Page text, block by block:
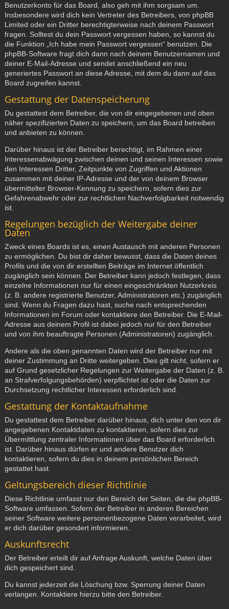
Benutzerkonto für das Board, also geh mit ihm sorgsam um.
Insbesondere wird dich kein Vertreter des Betreibers, von phpBB
Limited oder ein Dritter berechtigterweise nach deinem Passwort
fragen. Solltest du dein Passwort vergessen haben, so kannst du
die Funktion „Ich habe mein Passwort vergessen“ benutzen. Die
phpBB-Software fragt dich dann nach deinem Benutzernamen und
deiner E-Mail-Adresse und sendet anschließend ein neu
generiertes Passwort an diese Adresse, mit dem du dann auf das
Board zugreifen kannst.
Gestattung der Datenspeicherung
Du gestattest dem Betreiber, die von dir eingegebenen und oben
näher spezifizierten Daten zu speichern, um das Board betreiben
und anbieten zu können.
Darüber hinaus ist der Betreiber berechtigt, im Rahmen einer
Interessenabwägung zwischen deinen und seinen Interessen sowie
den Interessen Dritter, Zeitpunkte von Zugriffen und Aktionen
zusammen mit deiner IP-Adresse und der von deinem Browser
übermittelter Browser-Kennung zu speichern, sofern dies zur
Gefahrenabwehr oder zur rechtlichen Nachverfolgbarkeit notwendig
ist.
Regelungen bezüglich der Weitergabe deiner
Daten
Zweck eines Boards ist es, einen Austausch mit anderen Personen
zu ermöglichen. Du bist dir daher bewusst, dass die Daten deines
Profils und die von dir erstellten Beiträge im Internet öffentlich
zugänglich sein können. Der Betreiber kann jedoch festlegen, dass
einzelne Informationen nur für einen eingeschränkten Nutzerkreis
(z. B. andere registrierte Benutzer, Administratoren etc.) zugänglich
sind. Wenn du Fragen dazu hast, suche nach entsprechenden
Informationen im Forum oder kontaktiere den Betreiber. Die E-Mail-
Adresse aus deinem Profil ist dabei jedoch nur für den Betreiber
und von ihm beauftragte Personen (Administratoren) zugänglich.
Andere als die oben genannten Daten wird der Betreiber nur mit
deiner Zustimmung an Dritte weitergeben. Dies gilt nicht, sofern er
auf Grund gesetzlicher Regelungen zur Weitergabe der Daten (z. B.
an Strafverfolgungsbehörden) verpflichtet ist oder die Daten zur
Durchsetzung rechtlicher Interessen erforderlich sind.
Gestattung der Kontaktaufnahme
Du gestattest dem Betreiber darüber hinaus, dich unter den von dir
angegebenen Kontaktdaten zu kontaktieren, sofern dies zur
Übermittlung zentraler Informationen über das Board erforderlich
ist. Darüber hinaus dürfen er und andere Benutzer dich
kontaktieren, sofern du dies in deinem persönlichen Bereich
gestattet hast.
Geltungsbereich dieser Richtlinie
Diese Richtlinie umfasst nur den Bereich der Seiten, die die phpBB-
Software umfassen. Sofern der Betreiber in anderen Bereichen
seiner Software weitere personenbezogene Daten verarbeitet, wird
er dich darüber gesondert informieren.
Auskunftsrecht
Der Betreiber erteilt dir auf Anfrage Auskunft, welche Daten über
dich gespeichert sind.
Du kannst jederzeit die Löschung bzw. Sperrung deiner Daten
verlangen. Kontaktiere hierzu bitte den Betreiber.